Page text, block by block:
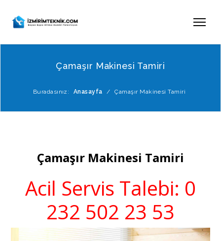
Çamaşır Makinesi Tamiri
Buradasınız: Anasayfa / Çamaşır Makinesi Tamiri
Çamaşır Makinesi Tamiri
Acil Servis Talebi: 0
232 502 23 53